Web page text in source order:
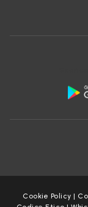
Cookie Policy |